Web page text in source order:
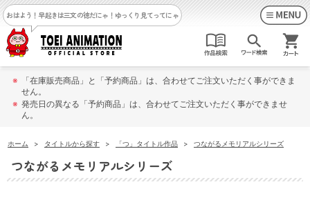
おはよう！早起きは三文の徳だにゃ！ ゆっくり見てってにゃ
※
「在庫販売商品」と「予約商品」は、合わせてご注文いただく事ができま
せん。
※ 発売日の異なる「予約商品」は、合わせてご注文いただく事ができませ
ん。
ホーム > タイトルから探す > 「つ」タイトル作品 > つながるメモリアルシリーズ
つながるメモリアルシリーズ